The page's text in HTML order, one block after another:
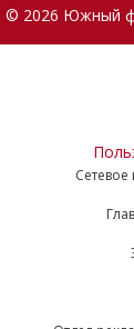
© 2026 Южный